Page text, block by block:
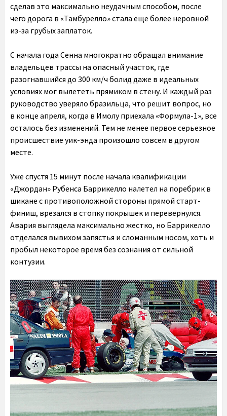
сделав это максимально неудачным способом, после
чего дорога в «Тамбурелло» стала еще более неровной
из-за грубых заплаток.
С начала года Сенна многократно обращал внимание
владельцев трассы на опасный участок, где
разогнавшийся до 300 км/ч болид даже в идеальных
условиях мог вылететь прямиком в стену. И каждый раз
руководство уверяло бразильца, что решит вопрос, но
в конце апреля, когда в Имолу приехала «Формула-1», все
осталось без изменений. Тем не менее первое серьезное
происшествие уик-энда произошло совсем в другом
месте.
Уже спустя 15 минут после начала квалификации
«Джордан» Рубенса Баррикелло налетел на поребрик в
шикане с противоположной стороны прямой старт-
финиш, врезался в стопку покрышек и перевернулся.
Авария выглядела максимально жестко, но Баррикелло
отделался вывихом запястья и сломанным носом, хоть и
пробыл некоторое время без сознания от сильной
контузии.